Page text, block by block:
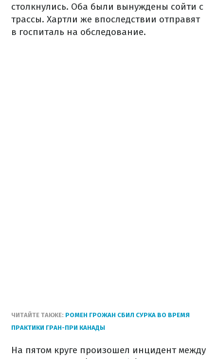
столкнулись. Оба были вынуждены сойти с
трассы. Хартли же впоследствии отправят
в госпиталь на обследование.
ЧИТАЙТЕ ТАКЖЕ: РОМЕН ГРОЖАН СБИЛ СУРКА ВО ВРЕМЯ
ПРАКТИКИ ГРАН-ПРИ КАНАДЫ
На пятом круге произошел инцидент между